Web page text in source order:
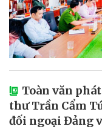
Toàn văn
thư Trần Cẩm
đối ngoại Đảng